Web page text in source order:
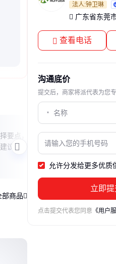
要点，
议，帮
本文解答抽芯铆钉
其常见应用场景与
固件的特性。
部商品
法人:钟卫琳
广东省东莞
查看电话
沟通底价
提交后，商家将派代表为您
允许分发给更多优质
立即提
点击提交代表您同意 《用户